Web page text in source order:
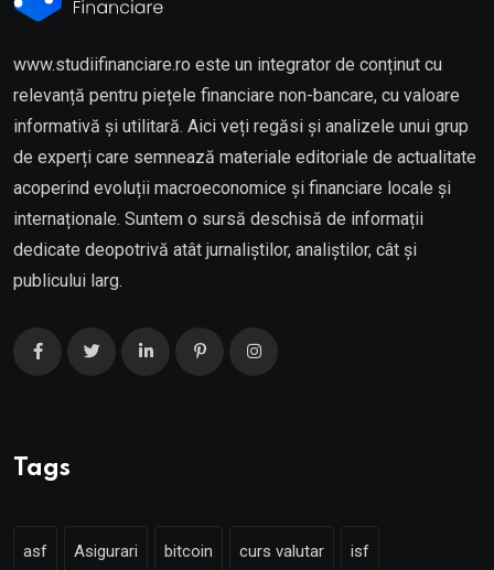
www.studiifinanciare.ro este un integrator de conținut cu
relevanță pentru piețele financiare non-bancare, cu valoare
informativă și utilitară. Aici veți regăsi și analizele unui grup
de experți care semnează materiale editoriale de actualitate
acoperind evoluții macroeconomice și financiare locale și
internaționale. Suntem o sursă deschisă de informații
dedicate deopotrivă atât jurnaliștilor, analiștilor, cât și
publicului larg.
Tags
asf Asigurari bitcoin curs valutar isf